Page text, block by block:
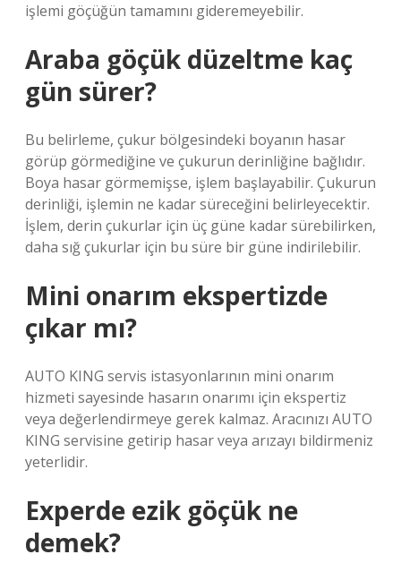
işlemi göçüğün tamamını gideremeyebilir.
Araba göçük düzeltme kaç
gün sürer?
Bu belirleme, çukur bölgesindeki boyanın hasar
görüp görmediğine ve çukurun derinliğine bağlıdır.
Boya hasar görmemişse, işlem başlayabilir. Çukurun
derinliği, işlemin ne kadar süreceğini belirleyecektir.
İşlem, derin çukurlar için üç güne kadar sürebilirken,
daha sığ çukurlar için bu süre bir güne indirilebilir.
Mini onarım ekspertizde
çıkar mı?
AUTO KING servis istasyonlarının mini onarım
hizmeti sayesinde hasarın onarımı için ekspertiz
veya değerlendirmeye gerek kalmaz. Aracınızı AUTO
KING servisine getirip hasar veya arızayı bildirmeniz
yeterlidir.
Experde ezik göçük ne
demek?